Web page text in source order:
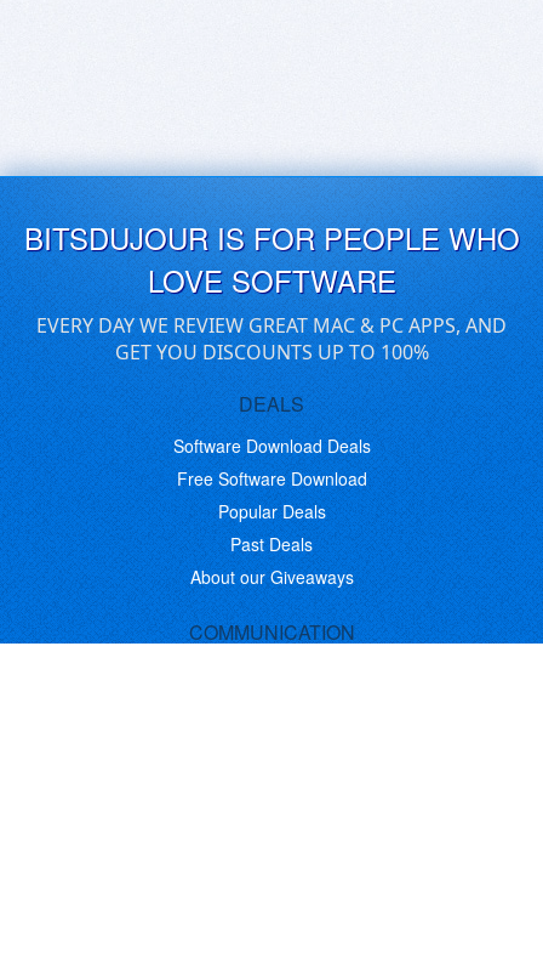
BITSDUJOUR IS FOR PEOPLE WHO
LOVE SOFTWARE
EVERY DAY WE REVIEW GREAT MAC & PC APPS, AND
GET YOU DISCOUNTS UP TO 100%
DEALS
Software Download Deals
Free Software Download
Popular Deals
Past Deals
About our Giveaways
COMMUNICATION